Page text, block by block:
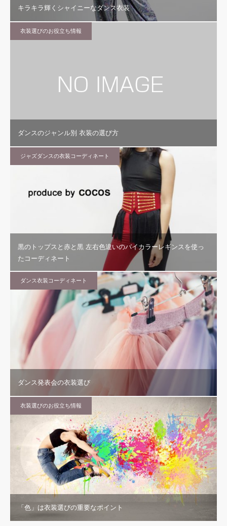
キラキラ輝くシャイニーなダンス衣装
衣装選びのお役立ち情報
ダンスのジャンル別 衣装の選び方
ジャズダンスの衣装コーディネート
黒のトップスと赤と黒 左右色違いのバイカラーレギンスを使っ
たコーディネート
ダンス衣装コーディネート
ダンス発表会の衣装選び
衣装選びのお役立ち情報
「色」は衣装選びの重要なポイント